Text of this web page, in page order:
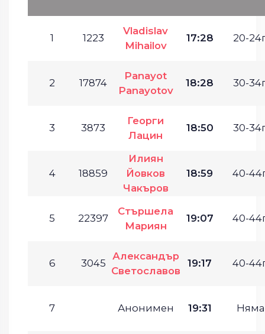
1 1223
Vladislav
Mihailov
17:28 20-
2 17874
Panayot
Panayotov
18:28 30-
3 3873
Георги
Лацин
18:50 30-
4 18859
Илиян
Йовков
Чакъров
18:59 40-
5 22397
Стършела
Мариян
19:07 40-
6 3045
Александър
Светославов
19:17 40-
7 Анонимен 19:31 Няма